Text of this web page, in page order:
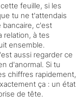
feuille, si les
tu ne t'attendais
bancaire, c'est
relation, à tes
ensemble.
aussi regarder ce
d'anormal. Si tu
chiffres rapidement,
ça : un état
de tête.